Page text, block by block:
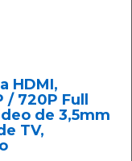
HDMI,
720P Full
de 3,5mm
TV,